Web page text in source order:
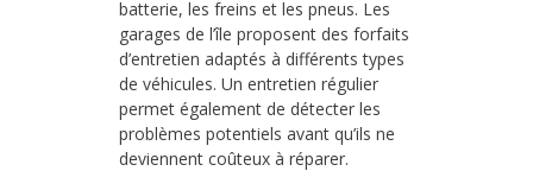
batterie, les freins et les pneus. Les
garages de l’île proposent des forfaits
d’entretien adaptés à différents types
de véhicules. Un entretien régulier
permet également de détecter les
problèmes potentiels avant qu’ils ne
deviennent coûteux à réparer.